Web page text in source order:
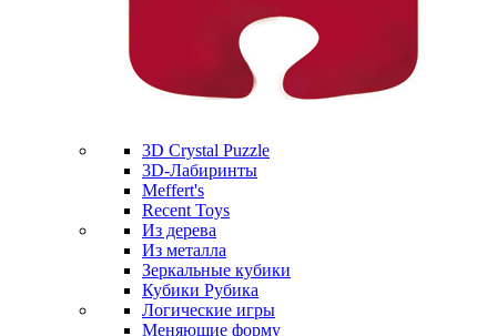
3D Crystal Puzzle
3D-Лабиринты
Meffert's
Recent Toys
Из дерева
Из металла
Зеркальные кубики
Кубики Рубика
Логические игры
Меняющие форму